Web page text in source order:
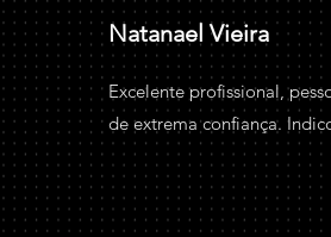
Natanael Vieira
Excelente profissional,
de extrema confiança.